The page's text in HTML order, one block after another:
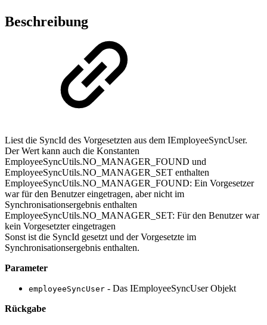
Beschreibung
Liest die SyncId des Vorgesetzten aus dem IEmployeeSyncUser.
Der Wert kann auch die Konstanten
EmployeeSyncUtils.NO_MANAGER_FOUND und
EmployeeSyncUtils.NO_MANAGER_SET enthalten
EmployeeSyncUtils.NO_MANAGER_FOUND: Ein Vorgesetzer
war für den Benutzer eingetragen, aber nicht im
Synchronisationsergebnis enthalten
EmployeeSyncUtils.NO_MANAGER_SET: Für den Benutzer war
kein Vorgesetzter eingetragen
Sonst ist die SyncId gesetzt und der Vorgesetzte im
Synchronisationsergebnis enthalten.
Parameter
employeeSyncUser - Das IEmployeeSyncUser Objekt
Rückgabe